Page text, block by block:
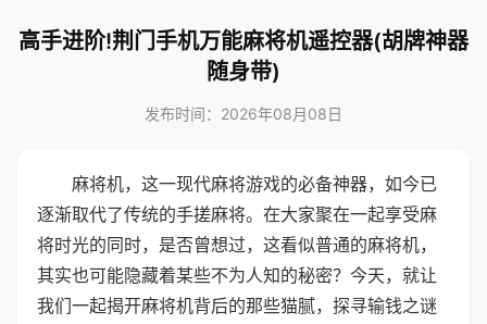
高手进阶!荆门手机万能麻将机遥控器(胡牌神器
随身带)
发布时间：2026年08月08日
麻将机，这一现代麻将游戏的必备神器，如今已
逐渐取代了传统的手搓麻将。在大家聚在一起享受麻
将时光的同时，是否曾想过，这看似普通的麻将机，
其实也可能隐藏着某些不为人知的秘密？今天，就让
我们一起揭开麻将机背后的那些猫腻，探寻输钱之谜